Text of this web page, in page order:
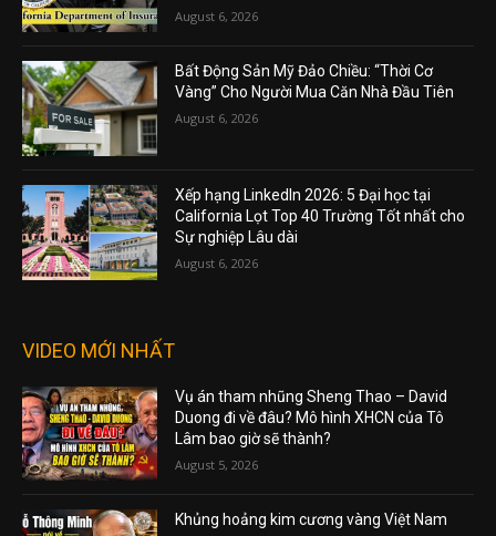
August 6, 2026
Bất Động Sản Mỹ Đảo Chiều: “Thời Cơ
Vàng” Cho Người Mua Căn Nhà Đầu Tiên
August 6, 2026
Xếp hạng LinkedIn 2026: 5 Đại học tại
California Lọt Top 40 Trường Tốt nhất cho
Sự nghiệp Lâu dài
August 6, 2026
VIDEO MỚI NHẤT
Vụ án tham nhũng Sheng Thao – David
Duong đi về đâu? Mô hình XHCN của Tô
Lâm bao giờ sẽ thành?
August 5, 2026
Khủng hoảng kim cương vàng Việt Nam